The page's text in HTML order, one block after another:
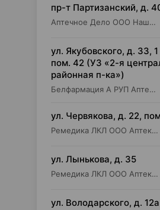
пр-т Партизанский, д.
Аптечное Дело ООО Наша Аптека №4
ул. Якубовского, д. 33,
пом. 42 (УЗ «2-я
районная п-ка»)
Белфармация А РУП Аптека №101
ул. Червякова, д. 22,
Ремедика ЛКЛ ООО Аптека №5
ул. Лынькова, д. 35
Ремедика ЛКЛ ООО Аптека №4
ул. Володарского, д. 12а